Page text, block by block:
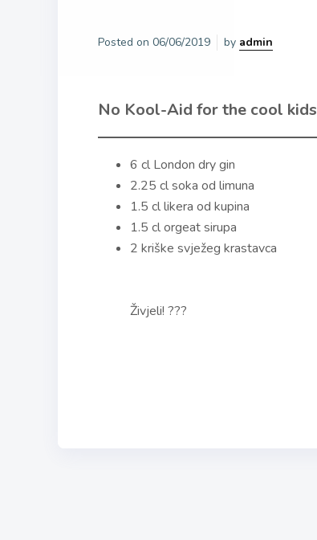
Posted on 06/06/2019 by admin
No Kool-Aid for the cool kids
6 cl London dry gin
2.25 cl soka od limuna
1.5 cl likera od kupina
1.5 cl orgeat sirupa
2 kriške svježeg krastavca
Živjeli! ???